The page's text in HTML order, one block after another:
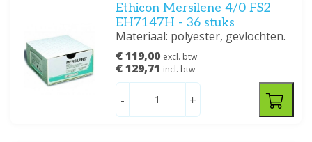
Ethicon Mersilene 4/0 FS2
EH7147H - 36 stuks
Materiaal: polyester, gevlochten.
€ 119,00 excl. btw
€ 129,71 incl. btw
- +